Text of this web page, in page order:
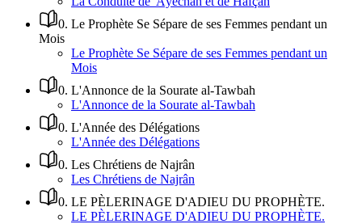
0. Le Prophète Se Sépare de ses Femmes pendant un
Mois
Le Prophète Se Sépare de ses Femmes pendant un
Mois
0. L'Annonce de la Sourate al-Tawbah
L'Annonce de la Sourate al-Tawbah
0. L'Année des Délégations
L'Année des Délégations
0. Les Chrétiens de Najrân
Les Chrétiens de Najrân
0. LE PÈLERINAGE D'ADIEU DU PROPHÈTE.
LE PÈLERINAGE D'ADIEU DU PROPHÈTE.